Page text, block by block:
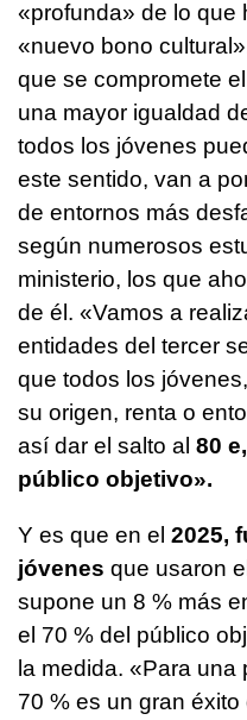
«profunda» de lo que
«nuevo bono
que se compromete
una mayor igualdad
todos los jóvenes
este sentido, van a
de entornos más
según numerosos
ministerio, los que
de él. «Vamos a
entidades del tercer
que todos los
su origen, renta o
así dar el salto al 80
público objetivo».
Y es que en el 2025,
jóvenes que usaron
supone un 8 % más
el 70 % del público
la medida. «Para una
70 % es un gran